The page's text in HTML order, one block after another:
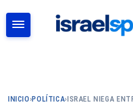
INICIO›POLÍTICA› ISRAEL NIEGA